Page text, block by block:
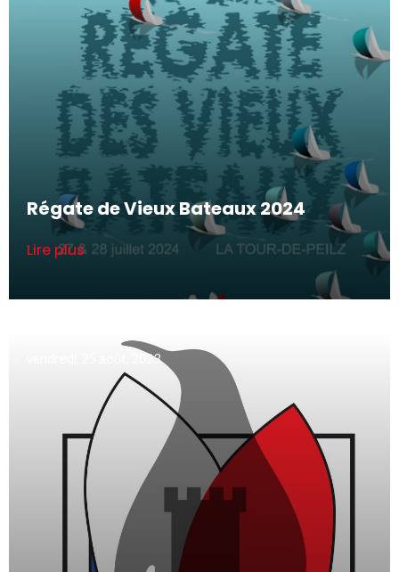
Régate de Vieux Bateaux 2024
Lire plus
vendredi, 25 août, 2023